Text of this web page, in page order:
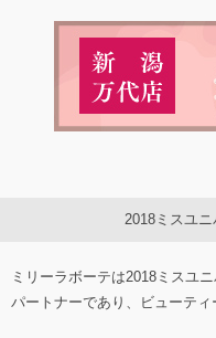
2018ミスユ
ミリーラボーテは2018ミスユ
パートナーであり、ビューティ